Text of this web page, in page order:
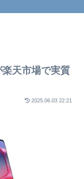
天市場で実質
2025.06.03 22:21